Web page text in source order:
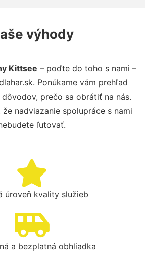
výhody
Kittsee – poďte do toho s nami –
Ponúkame vám prehľad
prečo sa obrátiť na nás.
že nadviazanie spolupráce s nami
ľutovať.
úroveň kvality služieb
a bezplatná obhliadka